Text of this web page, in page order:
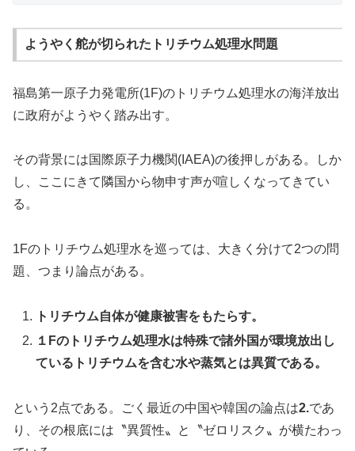
ようやく舵が切られたトリチウム処理水問題
福島第一原子力発電所(1F)のトリチウム処理水の海洋放出
に政府がようやく踏み出す。
その背景には国際原子力機関(IAEA)の後押しがある。しか
し、ここにきて隣国から物申す声が喧しくなってきてい
る。
1Fのトリチウム処理水を巡っては、大きく分けて2つの問
題、つまり論点がある。
トリチウム自体が健康被害をもたらす。
１Fのトリチウム処理水は特殊で諸外国が環境放出し
ているトリチウムを含む水や蒸気とは異質である。
という2点である。ごく最近の中国や韓国の論点は2.であ
り、その根底には〝異質性〟と〝ゼロリスク〟が横たわっ